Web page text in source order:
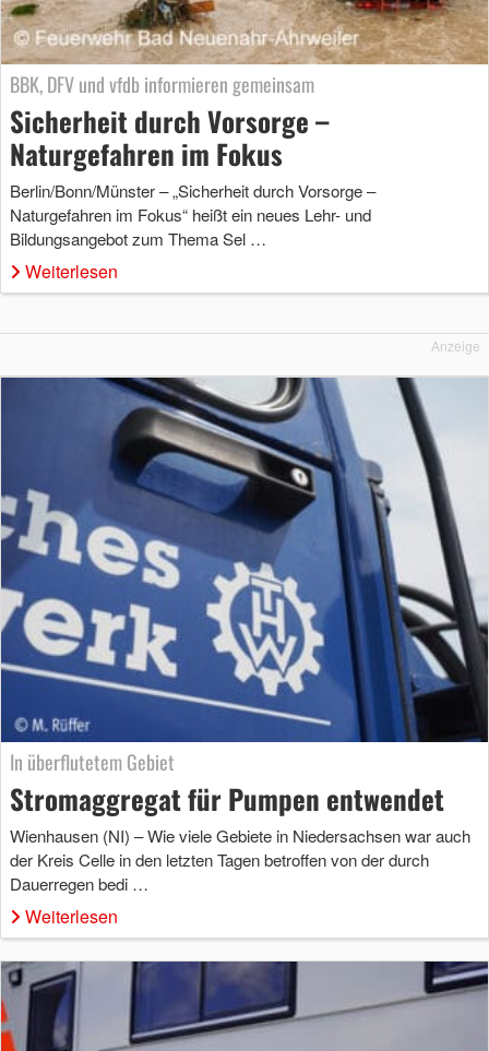
BBK, DFV und vfdb informieren gemeinsam
Sicherheit durch Vorsorge –
Naturgefahren im Fokus
Berlin/Bonn/Münster – „Sicherheit durch Vorsorge –
Naturgefahren im Fokus“ heißt ein neues Lehr- und
Bildungsangebot zum Thema Sel …
Weiterlesen
Anzeige
In überflutetem Gebiet
Stromaggregat für Pumpen entwendet
Wienhausen (NI) – Wie viele Gebiete in Niedersachsen war auch
der Kreis Celle in den letzten Tagen betroffen von der durch
Dauerregen bedi …
Weiterlesen